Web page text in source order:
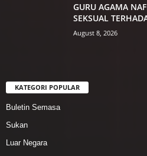
GURU AGAMA
SEKSUAL
August 8, 2026
KATEGORI POPULAR
Buletin Semasa
Sukan
Luar Negara